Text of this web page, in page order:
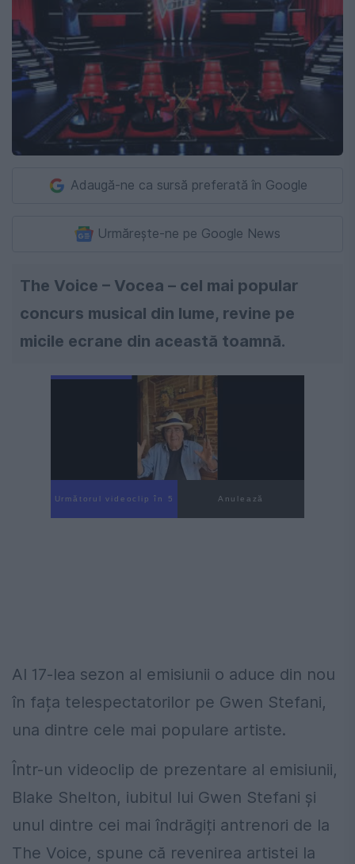
Adaugă-ne ca sursă preferată în Google
Urmărește-ne pe Google News
The Voice – Vocea – cel mai popular
concurs musical din lume, revine pe
micile ecrane din această toamnă.
Următorul videoclip în 4 Anulează
Al 17-lea sezon al emisiunii o aduce din nou
în fața telespectatorilor pe Gwen Stefani,
una dintre cele mai populare artiste.
Într-un videoclip de prezentare al emisiunii,
Blake Shelton, iubitul lui Gwen Stefani și
unul dintre cei mai îndrăgiți antrenori de la
The Voice, spune că revenirea artistei la